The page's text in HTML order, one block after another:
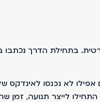
בתחילת הדרך
לא נכנסו
לייצר תנועה, זמן